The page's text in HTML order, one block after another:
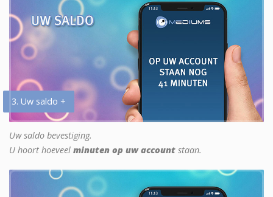
3. Uw saldo +
Uw saldo bevestiging.
U hoort hoeveel minuten op uw account staan.